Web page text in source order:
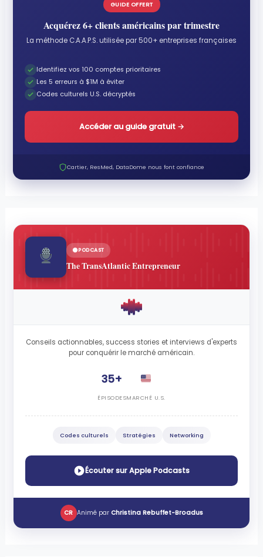
GUIDE OFFERT
Acquérez 6+ clients américains par trimestre
La méthode C.A.A.P.S. utilisée par 500+ entreprises françaises
Identifiez vos 100 comptes prioritaires
Les 5 erreurs à $1M à éviter
Codes culturels U.S. décryptés
Accéder au guide gratuit →
Cartier, ResMed, DataDome nous font confiance
PODCAST
The TransAtlantic Entrepreneur
Conseils actionnables, success stories et interviews d'experts
pour conquérir le marché américain.
35+
ÉPISODESMARCHÉ U.S.
Codes culturels Stratégies Networking
Écouter sur Apple Podcasts
CR Animé par Christina Rebuffet-Broadus